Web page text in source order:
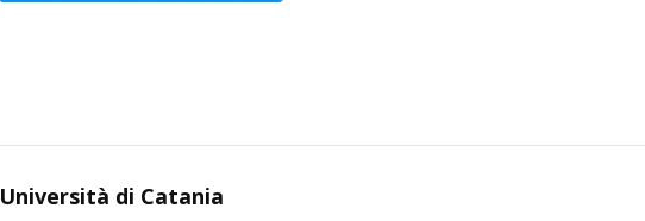
Università di Catania